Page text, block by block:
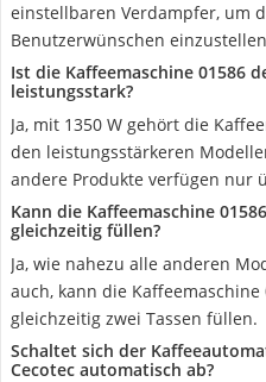
einstellbaren Verdampfer, um
Benutzerwünschen
Ist die Kaffeemaschine 01586
leistungsstark?
Ja, mit 1350 W gehört die
den leistungsstärkeren
andere Produkte verfügen nur
Kann die Kaffeemaschine
gleichzeitig füllen?
Ja, wie nahezu alle anderen
auch, kann die Kaffeemaschine
gleichzeitig zwei Tassen füllen.
Schaltet sich der
Cecotec automatisch ab?